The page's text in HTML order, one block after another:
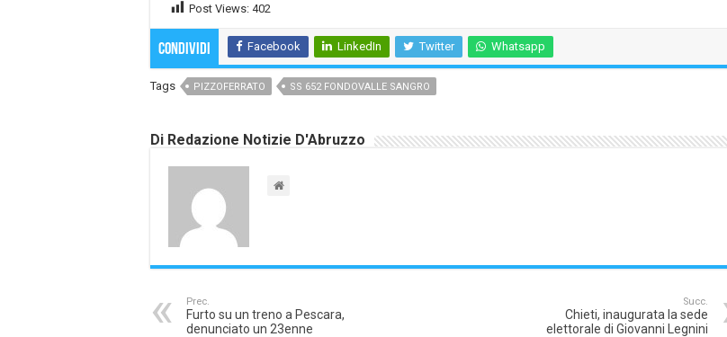
Post Views: 402
Condividi Facebook LinkedIn Twitter Whatsapp
Tags PIZZOFERRATO SS 652 FONDOVALLE SANGRO
Di Redazione Notizie D'Abruzzo
Prec.
Furto su un treno a Pescara,
denunciato un 23enne
Succ.
Chieti, inaugurata la sede
elettorale di Giovanni Legnini